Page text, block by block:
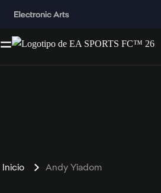
Inicio Andy Yiadom